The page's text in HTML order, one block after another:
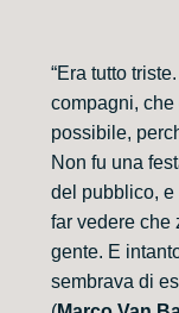
“Era tutto
compagni,
possibile,
Non fu una
del pubblico, e
far vedere che
gente. E
sembrava di